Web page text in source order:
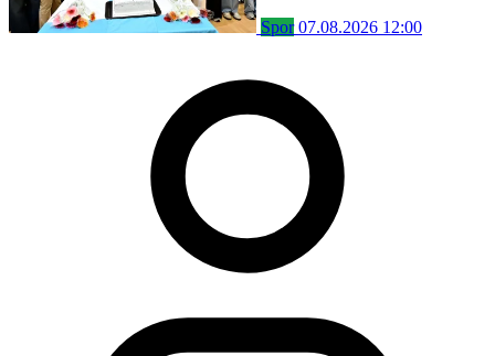
Spor 07.08.2026 12:00